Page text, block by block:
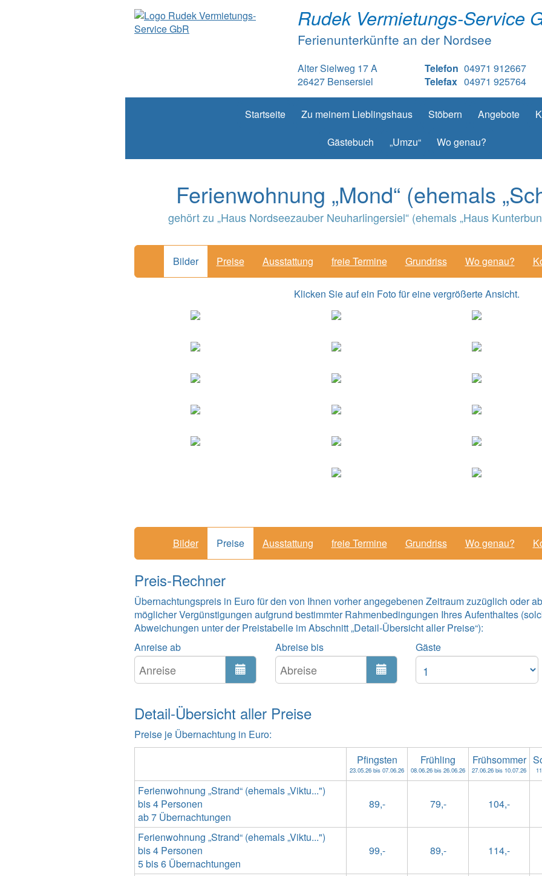
Rudek Vermietungs-Service
Ferienunterkünfte an der Nordsee
Alter Sielweg 17 A
26427 Bensersiel
Telefon 04971 912667
Telefax 04971 925764
Startseite Zu meinem Lieblingshaus Stöbern Angebote
Gästebuch
„Umzu“ Wo genau?
Ferienwohnung „Mond“ (ehemals
gehört zu „Haus Nordseezauber Neuharlingersiel“ (ehemals „Haus
Bilder Preise Ausstattung freie Termine Grundriss Wo genau?
Klicken Sie auf ein Foto für eine vergrößerte Ansicht.
Bilder Preise Ausstattung freie Termine Grundriss Wo genau?
Preis-Rechner
Übernachtungspreis in Euro für den von Ihnen vorher angegebenen Zeitraum zuzüglich oder
möglicher Vergünstigungen aufgrund bestimmter Rahmenbedingungen Ihres Aufenthaltes
Abweichungen unter der Preistabelle im Abschnitt „Detail-Übersicht aller Preise“):
Anreise ab
Abreise bis Gäste
Detail-Übersicht aller Preise
Preise je Übernachtung in Euro:
Ferienwohnung „Strand“ (ehemals „Viktu...")
bis 4 Personen
ab 7 Übernachtungen
Ferienwohnung „Strand“ (ehemals „Viktu...")
bis 4 Personen
5 bis 6 Übernachtungen
Pfingsten
23.05.26 bis 07.06.26
Frühling
08.06.26 bis 26.06.26
Frühsommer
27.06.26 bis 10.07.26
89,- 79,- 104,-
99,- 89,- 114,-